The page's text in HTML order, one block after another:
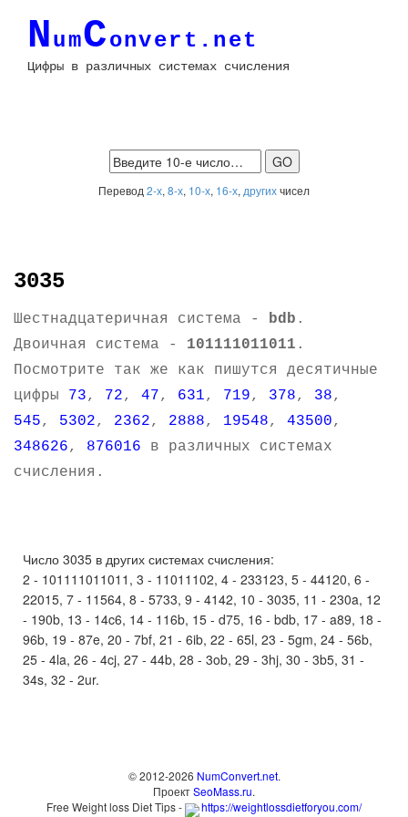
NumConvert.net
Цифры в различных системах счисления
Перевод 2-х, 8-х, 10-х, 16-х, другихчисел
3035
Шестнадцатеричная система - bdb .
Двоичная система - 101111011011 .
Посмотрите так же как пишутся десятичные
цифры 73, 72, 47, 631, 719, 378, 38,
545, 5302, 2362, 2888, 19548, 43500,
348626, 876016 в различных системах
счисления.
Число 3035 в других системах счисления:
2 - 101111011011, 3 - 11011102, 4 - 233123, 5 - 44120, 6 -
22015, 7 - 11564, 8 - 5733, 9 - 4142, 10 - 3035, 11 - 230a, 12
- 190b, 13 - 14c6, 14 - 116b, 15 - d75, 16 - bdb, 17 - a89, 18 -
96b, 19 - 87e, 20 - 7bf, 21 - 6ib, 22 - 65l, 23 - 5gm, 24 - 56b,
25 - 4la, 26 - 4cj, 27 - 44b, 28 - 3ob, 29 - 3hj, 30 - 3b5, 31 -
34s, 32 - 2ur.
© 2012-2026 NumConvert.net.
ПроектSeoMass.ru.
Free Weight loss Diet Tips -
https://weightlossdietforyou.com/